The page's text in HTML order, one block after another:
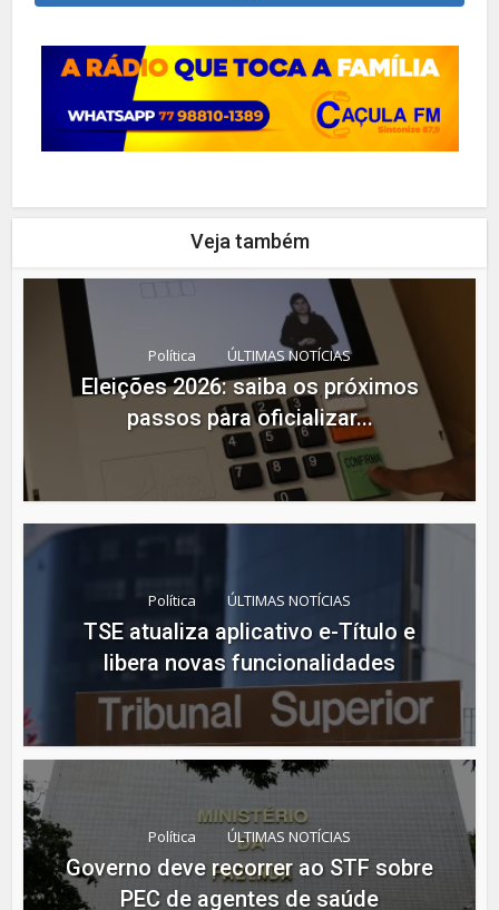
Veja também
Política ÚLTIMAS NOTÍCIAS
Eleições 2026: saiba os próximos
passos para oficializar...
Política ÚLTIMAS NOTÍCIAS
TSE atualiza aplicativo e-Título e
libera novas funcionalidades
Política ÚLTIMAS NOTÍCIAS
Governo deve recorrer ao STF sobre
PEC de agentes de saúde